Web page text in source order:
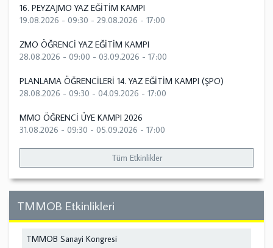
16. PEYZAJMO YAZ EĞİTİM KAMPI
19.08.2026 - 09:30 - 29.08.2026 - 17:00
ZMO ÖĞRENCİ YAZ EĞİTİM KAMPI
28.08.2026 - 09:00 - 03.09.2026 - 17:00
PLANLAMA ÖĞRENCİLERİ 14. YAZ EĞİTİM KAMPI (ŞPO)
28.08.2026 - 09:30 - 04.09.2026 - 17:00
MMO ÖĞRENCİ ÜYE KAMPI 2026
31.08.2026 - 09:30 - 05.09.2026 - 17:00
Tüm Etkinlikler
TMMOB Etkinlikleri
TMMOB Sanayi Kongresi